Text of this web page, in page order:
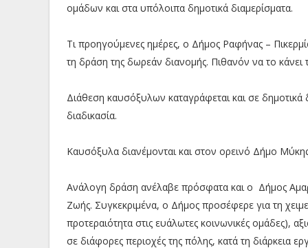
ομάδων και στα υπόλοιπα δημοτικά διαμερίσματα.
Τι προηγούμενες ημέρες, ο Δήμος Ραφήνας –
τη δράση της δωρεάν διανομής. Πιθανόν να το κάνει
Διάθεση καυσόξυλων καταγράφεται και σε
διαδικασία.
Καυσόξυλα διανέμονται και στον ορεινό Δήμο
Ανάλογη δράση ανέλαβε πρόσφατα και ο Δήμος
Ζωής. Συγκεκριμένα, ο Δήμος προσέφερε για τη
προτεραιότητα στις ευάλωτες κοινωνικές ομάδες),
σε διάφορες περιοχές της πόλης, κατά τη διάρκεια